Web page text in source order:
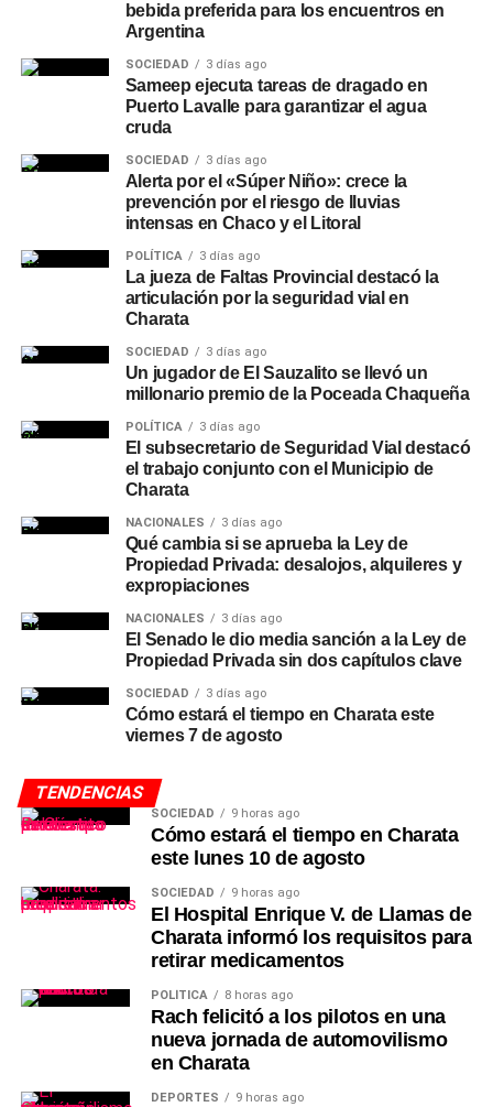
bebida preferida para los encuentros en
Argentina
SOCIEDAD 3 días ago
Sameep ejecuta tareas de dragado en
Puerto Lavalle para garantizar el agua
cruda
SOCIEDAD 3 días ago
Alerta por el «Súper Niño»: crece la
prevención por el riesgo de lluvias
intensas en Chaco y el Litoral
POLÍTICA 3 días ago
La jueza de Faltas Provincial destacó la
articulación por la seguridad vial en
Charata
SOCIEDAD 3 días ago
Un jugador de El Sauzalito se llevó un
millonario premio de la Poceada Chaqueña
POLÍTICA 3 días ago
El subsecretario de Seguridad Vial destacó
el trabajo conjunto con el Municipio de
Charata
NACIONALES 3 días ago
Qué cambia si se aprueba la Ley de
Propiedad Privada: desalojos, alquileres y
expropiaciones
NACIONALES 3 días ago
El Senado le dio media sanción a la Ley de
Propiedad Privada sin dos capítulos clave
SOCIEDAD 3 días ago
Cómo estará el tiempo en Charata este
viernes 7 de agosto
TENDENCIAS
SOCIEDAD 9 horas ago
Cómo estará el tiempo en Charata
este lunes 10 de agosto
SOCIEDAD 9 horas ago
El Hospital Enrique V. de Llamas de
Charata informó los requisitos para
retirar medicamentos
POLÍTICA 8 horas ago
Rach felicitó a los pilotos en una
nueva jornada de automovilismo
en Charata
DEPORTES 9 horas ago